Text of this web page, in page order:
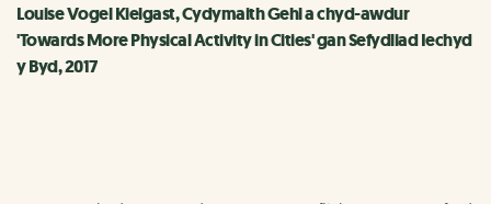
Louise Vogel Kielgast, Cydymaith Gehl a chyd-awdur
'Towards More Physical Activity in Cities' gan Sefydliad Iechyd
y Byd, 2017